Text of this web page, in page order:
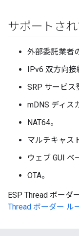
サポートさ
外部委託業者
IPv6 双方向接
SRP サービス
mDNS ディス
NAT64。
マルチキャス
ウェブ GUI ベ
OTA。
ESP Thread ボーダ
Thread ボーダー ル